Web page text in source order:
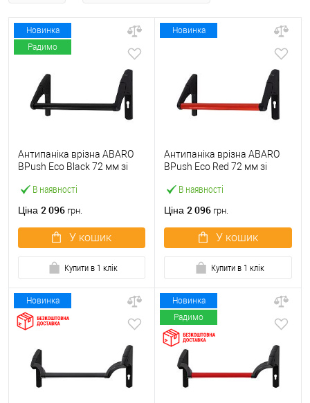
Новинка
Радимо
В наявності
Антипаніка врізна ABARO
BPush Eco Black 72 мм зі
Ціна 2 096 грн.
У кошик
Купити в 1 клік
Новинка
В наявності
Антипаніка врізна ABARO
BPush Eco Red 72 мм зі
Ціна 2 096 грн.
У кошик
Купити в 1 клік
Новинка
Новинка
Радимо